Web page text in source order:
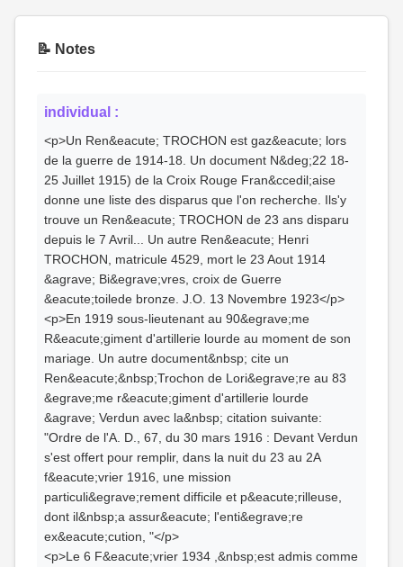
📝 Notes
individual :
<p>Un Ren&eacute; TROCHON est gaz&eacute; lors
de la guerre de 1914-18. Un document N&deg;22 18-
25 Juillet 1915) de la Croix Rouge Fran&ccedil;aise
donne une liste des disparus que l'on recherche. Ils'y
trouve un Ren&eacute; TROCHON de 23 ans disparu
depuis le 7 Avril... Un autre Ren&eacute; Henri
TROCHON, matricule 4529, mort le 23 Aout 1914
&agrave; Bi&egrave;vres, croix de Guerre
&eacute;toilede bronze. J.O. 13 Novembre 1923</p>
<p>En 1919 sous-lieutenant au 90&egrave;me
R&eacute;giment d'artillerie lourde au moment de son
mariage. Un autre document&nbsp; cite un
Ren&eacute;&nbsp;Trochon de Lori&egrave;re au 83
&egrave;me r&eacute;giment d'artillerie lourde
&agrave; Verdun avec la&nbsp; citation suivante:
"Ordre de l'A. D., 67, du 30 mars 1916 : Devant Verdun
s'est offert pour remplir, dans la nuit du 23 au 2A
f&eacute;vrier 1916, une mission
particuli&egrave;rement difficile et p&eacute;rilleuse,
dont il&nbsp;a assur&eacute; l'enti&egrave;re
ex&eacute;cution, "</p>
<p>Le 6 F&eacute;vrier 1934 ,&nbsp;est admis comme